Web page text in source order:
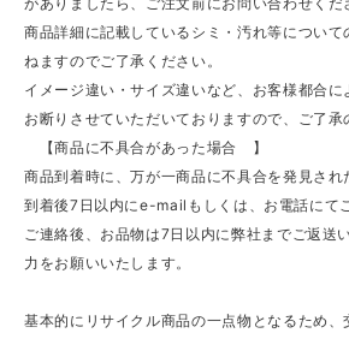
商品詳細に記載しているシミ・汚れ等につい
ねますのでご了承ください。
イメージ違い・サイズ違いなど、お客様都合
お断りさせていただいておりますので、ご了承
【商品に不具合があった場合 】
商品到着時に、万が一商品に不具合を発見さ
到着後7日以内にe-mailもしくは、お電話にて
ご連絡後、お品物は7日以内に弊社までご返送
力をお願いいたします。
基本的にリサイクル商品の一点物となるため、